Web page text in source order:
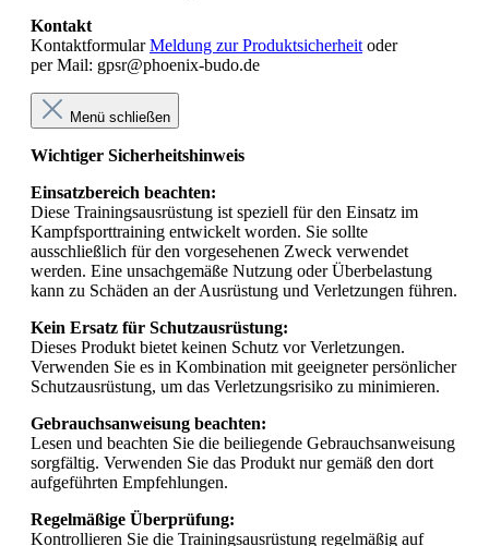
Kontakt
KontaktformularMeldung zur Produktsicherheit oder
per Mail: gpsr@phoenix-budo.de
Menü schließen
Wichtiger Sicherheitshinweis
Einsatzbereich beachten:
Diese Trainingsausrüstung ist speziell für den Einsatz im
Kampfsporttraining entwickelt worden. Sie sollte
ausschließlich für den vorgesehenen Zweck verwendet
werden. Eine unsachgemäße Nutzung oder Überbelastung
kann zu Schäden an der Ausrüstung und Verletzungen führen.
Kein Ersatz für Schutzausrüstung:
Dieses Produkt bietet keinen Schutz vor Verletzungen.
Verwenden Sie es in Kombination mit geeigneter persönlicher
Schutzausrüstung, um das Verletzungsrisiko zu minimieren.
Gebrauchsanweisung beachten:
Lesen und beachten Sie die beiliegende Gebrauchsanweisung
sorgfältig. Verwenden Sie das Produkt nur gemäß den dort
aufgeführten Empfehlungen.
Regelmäßige Überprüfung:
Kontrollieren Sie die Trainingsausrüstung regelmäßig auf